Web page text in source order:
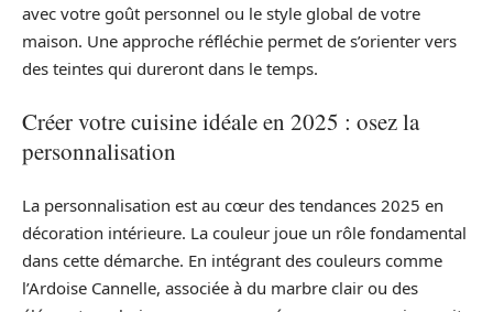
avec votre goût personnel ou le style global de votre
maison. Une approche réfléchie permet de s’orienter vers
des teintes qui dureront dans le temps.
Créer votre cuisine idéale en 2025 : osez la
personnalisation
La personnalisation est au cœur des tendances 2025 en
décoration intérieure. La couleur joue un rôle fondamental
dans cette démarche. En intégrant des couleurs comme
l’Ardoise Cannelle, associée à du marbre clair ou des